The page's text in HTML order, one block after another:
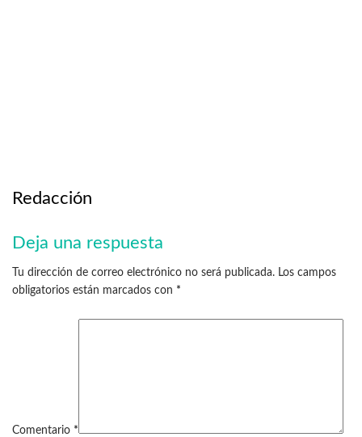
Redacción
Deja una respuesta
Tu dirección de correo electrónico no será publicada. Los campos
obligatorios están marcados con *
Comentario *